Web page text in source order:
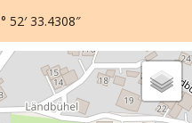
52′ 33.4308″